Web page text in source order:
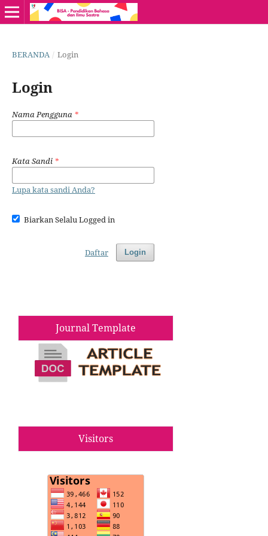
BERANDA / Login
Login
Nama Pengguna *
Kata Sandi *
Lupa kata sandi Anda?
Biarkan Selalu Logged in
Login
Daftar
Journal Template
Visitors